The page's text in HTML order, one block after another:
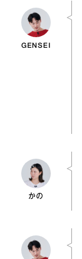
GENSEI
かの